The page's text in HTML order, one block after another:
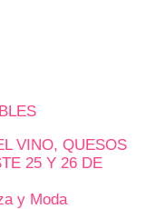
VINO, QUESOS
25 Y 26 DE
y Moda